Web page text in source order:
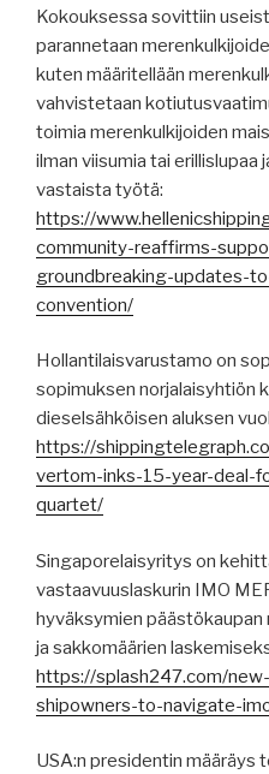
Kokouksessa sovittiin
parannetaan
kuten määritellään
vahvistetaan
toimia merenkulkijoiden
ilman viisumia tai erillislupaa
vastaista työtä:
https://
community-reaffirms-
groundbreaking-updates-
convention/
Hollantilaisvarustamo on
sopimuksen norjalaisyhtiön
dieselsähköisen aluksen
https://
vertom-inks-15-year-deal-
quartet/
Singaporelaisyritys on
vastaavuuslaskurin IMO
hyväksymien
ja sakkomäärien
https://splash247.com/
shipowners-to-navigate-
USA:n presidentin määräys